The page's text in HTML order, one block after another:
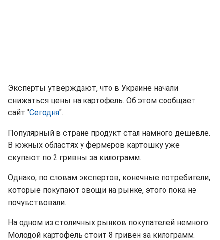
Эксперты утверждают, что в Украине начали
снижаться цены на картофель. Об этом сообщает
сайт "Сегодня".
Популярный в стране продукт стал намного дешевле.
В южных областях у фермеров картошку уже
скупают по 2 гривны за килограмм.
Однако, по словам экспертов, конечные потребители,
которые покупают овощи на рынке, этого пока не
почувствовали.
На одном из столичных рынков покупателей немного.
Молодой картофель стоит 8 гривен за килограмм.